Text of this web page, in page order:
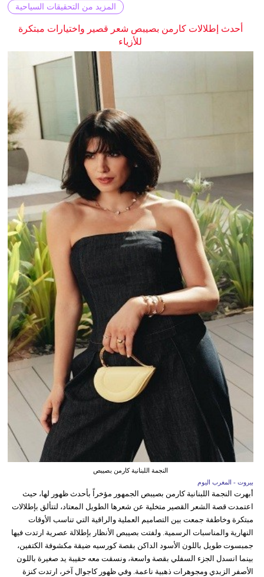
المزيد من التحقيقات السياحية
أحدث إطلالات كارمن بصيبص شعر قصير واختيارات مبتكرة
للأزياء
النجمة اللبنانية كارمن بصيبص
بيروت - المغرب اليوم
أبهرت النجمة اللبنانية كارمن بصيبص الجمهور مؤخراً بأحدث ظهور لها، حيث
اعتمدت قصة الشعر القصير متخلية عن شعرها الطويل المعتاد، لتتألق بإطلالات
مبتكرة وخاطفة جمعت بين التصاميم العملية والراقية التي تناسب الأوقات
النهارية والمناسبات الرسمية. ولفتت بصيبص الأنظار بإطلالة عصرية ارتدت فيها
جمبسوت طويل باللون الأسود الداكن بقصة كورسيه ضيقة مكشوفة الكتفين،
بينما انسدل الجزء السفلي بقصة واسعة، ونسقت معه حقيبة يد صغيرة باللون
الأصفر الزبدي ومجوهرات ذهبية ناعمة. وفي ظهور كاجوال آخر، ارتدت كنزة